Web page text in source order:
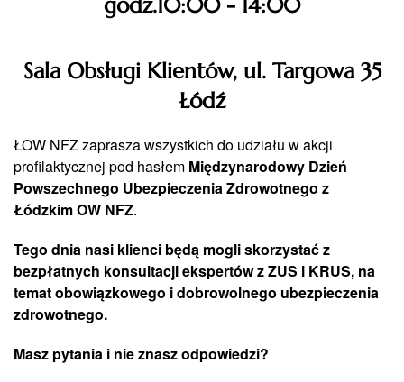
godz.10:00 - 14:00
Sala Obsługi Klientów, ul. Targowa 35
Łódź
ŁOW NFZ zaprasza wszystkich do udziału w akcji
profilaktycznej pod hasłem Międzynarodowy Dzień
Powszechnego Ubezpieczenia Zdrowotnego z
Łódzkim OW NFZ.
Tego dnia nasi klienci będą mogli skorzystać z
bezpłatnych konsultacji ekspertów z ZUS i KRUS, na
temat obowiązkowego i dobrowolnego ubezpieczenia
zdrowotnego.
Masz pytania i nie znasz odpowiedzi?